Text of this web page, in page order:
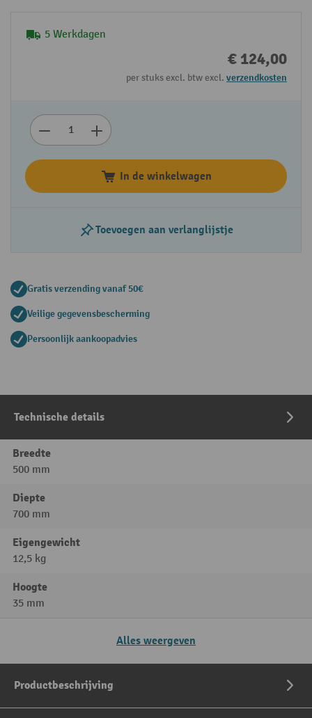
5 Werkdagen
€ 124,00
per stuks excl. btw excl. verzendkosten
In de winkelwagen
Toevoegen aan verlanglijstje
Gratis verzending vanaf 50€
Veilige gegevensbescherming
Persoonlijk aankoopadvies
Technische details
Breedte
500 mm
Diepte
700 mm
Eigengewicht
12,5 kg
Hoogte
35 mm
Alles weergeven
Productbeschrijving